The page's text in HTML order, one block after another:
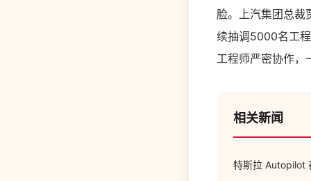
脸。上汽集团总裁
续抽调5000名工
工程师严密协作，
相关新闻
特斯拉 Autopilot